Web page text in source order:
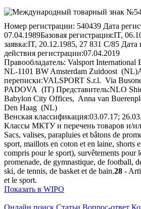
Номер регистрации: 540439 Дата
07.04.1989Базовая регистрация:IT,
заявка:IT, 20.12.1985, 27 831 C/85 Дата
действия регистрации:07.04.2019
Правообладатель: Valsport
NL-1101 BW Amsterdam Zuidoost (NL)
переписки:VALSPORT S.r.l. Via
PADOVA (IT) Представитель:NLO
Babylon City Offices, Anna van
Den Haag (NL)
Венская классификация:03.07.17;
Классы МКТУ и перечень товаров и/
Sacs, valises, parapluies et bâtons de
sport, maillots en coton et en laine, shorts
compris pour le sport), survêtements pour
promenade, de gymnastique, de football,
ski, de tennis, de basket et de bain.28 -
et le sport.
Показать в WIPO
Онлайн поиск Статьи Вопрос-ответ